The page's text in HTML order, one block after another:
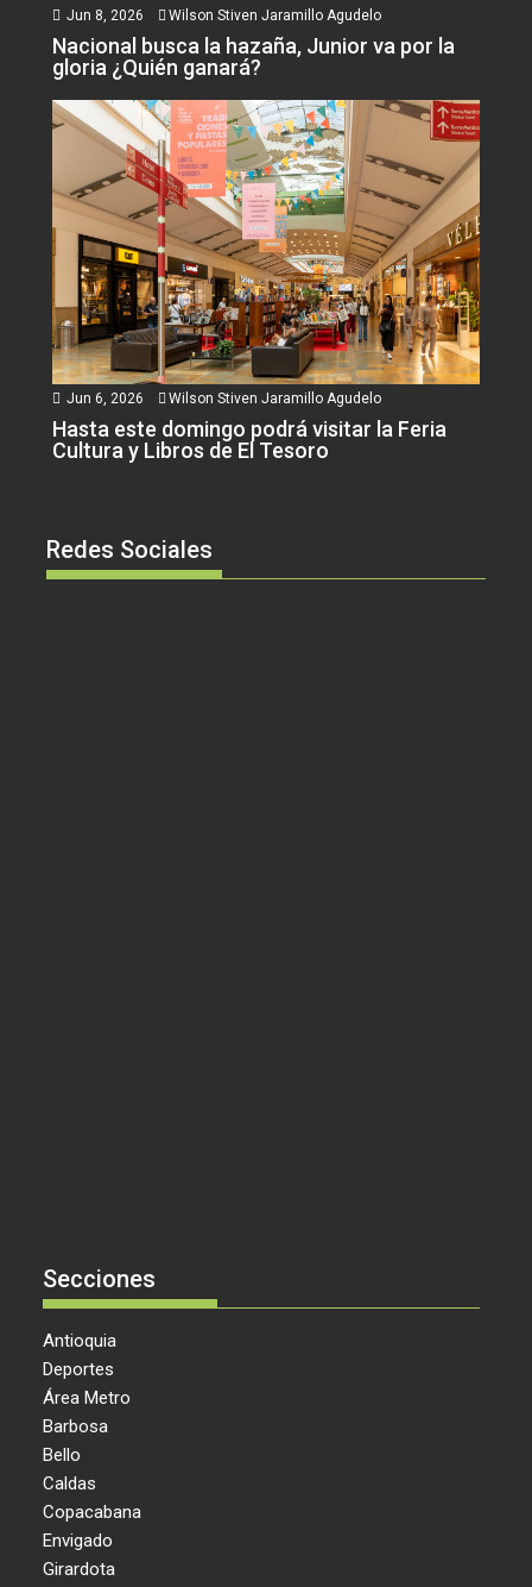
Jun 8, 2026 Wilson Stiven Jaramillo Agudelo
Nacional busca la hazaña, Junior va por la
gloria ¿Quién ganará?
Jun 6, 2026 Wilson Stiven Jaramillo Agudelo
Hasta este domingo podrá visitar la Feria
Cultura y Libros de El Tesoro
Redes Sociales
Secciones
Antioquia
Deportes
Área Metro
Barbosa
Bello
Caldas
Copacabana
Envigado
Girardota